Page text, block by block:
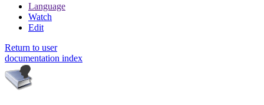
Language
Watch
Edit
Return to user
documentation index